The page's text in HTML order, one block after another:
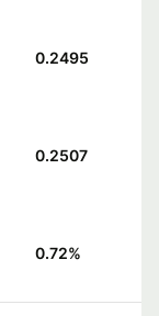
0.2495
0.2507
0.72%